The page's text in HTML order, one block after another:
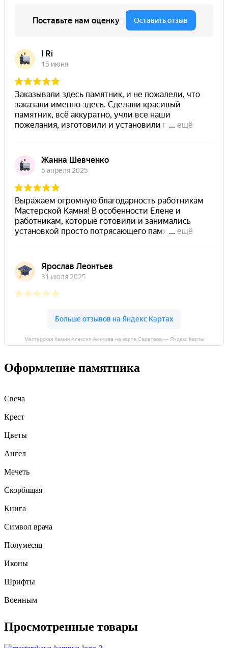
Мастерская Камня Алексея Акимова на карте Саратова — Яндекс Карты
Оформление памятника
Свеча
Крест
Цветы
Ангел
Мечеть
Скорбящая
Книга
Символ врача
Полумесяц
Иконы
Шрифты
Военным
Просмотренные товары